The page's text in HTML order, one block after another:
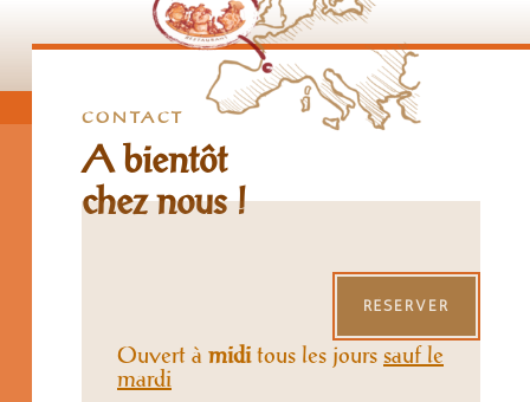
CONTACT
A bientôt
chez nous !
RÉSERVER
Ouvert à miditous les jours sauf le
mardi